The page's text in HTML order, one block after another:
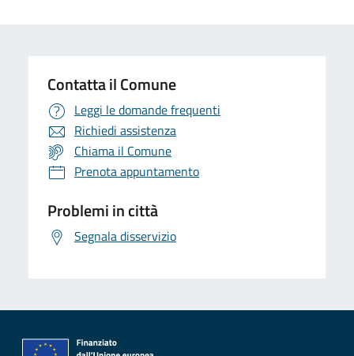
Contatta il Comune
Leggi le domande frequenti
Richiedi assistenza
Chiama il Comune
Prenota appuntamento
Problemi in città
Segnala disservizio